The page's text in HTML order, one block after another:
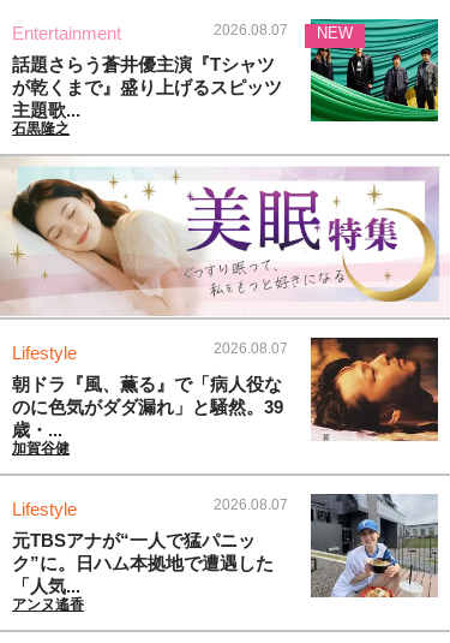
Entertainment 2026.08.07
話題さらう蒼井優主演『Tシャツ
が乾くまで』盛り上げるスピッツ
主題歌...
石黒隆之
NEW
Lifestyle 2026.08.07
朝ドラ『風、薫る』で「病人役な
のに色気がダダ漏れ」と騒然。39
歳・...
加賀谷健
Lifestyle 2026.08.07
元TBSアナが“一人で猛パニッ
ク”に。日ハム本拠地で遭遇した
「人気...
アンヌ遙香